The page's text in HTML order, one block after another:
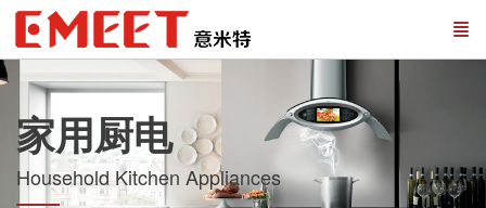
家用厨电
Household Kitchen Appliances